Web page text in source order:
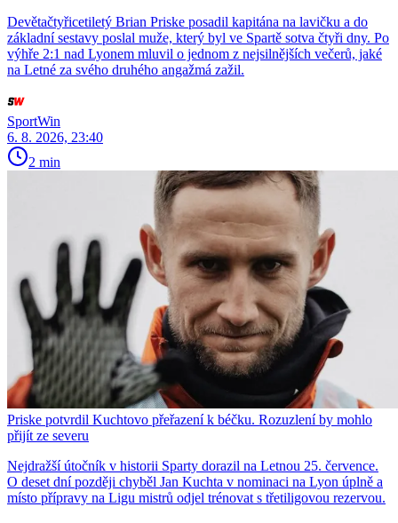
Devětačtyřicetiletý Brian Priske posadil kapitána na lavičku a do
základní sestavy poslal muže, který byl ve Spartě sotva čtyři dny. Po
výhře 2:1 nad Lyonem mluvil o jednom z nejsilnějších večerů, jaké
na Letné za svého druhého angažmá zažil.
SportWin
6. 8. 2026, 23:40
2 min
Priske potvrdil Kuchtovo přeřazení k béčku. Rozuzlení by mohlo
přijít ze severu
Nejdražší útočník v historii Sparty dorazil na Letnou 25. července.
O deset dní později chyběl Jan Kuchta v nominaci na Lyon úplně a
místo přípravy na Ligu mistrů odjel trénovat s třetiligovou rezervou.